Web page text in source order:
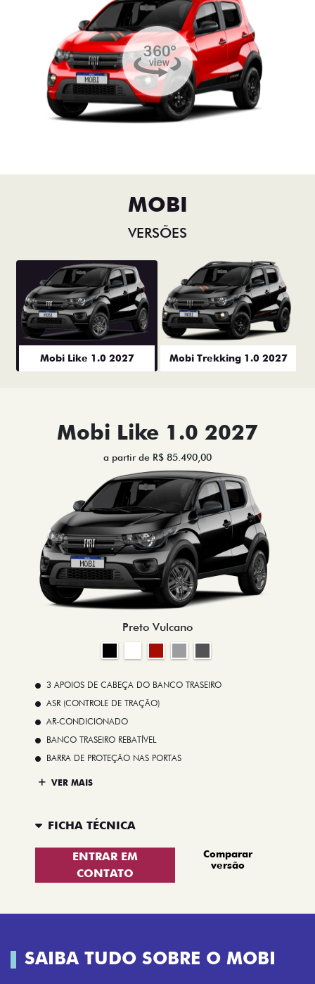
MOBI
VERSÕES
Mobi Like 1.0 2027 Mobi Trekking 1.0 2027
Mobi Like 1.0 2027
a partir de R$ 85.490,00
Preto Vulcano
3 APOIOS DE CABEÇA DO BANCO TRASEIRO
ASR (CONTROLE DE TRAÇÃO)
AR-CONDICIONADO
BANCO TRASEIRO REBATÍVEL
BARRA DE PROTEÇÃO NAS PORTAS
VER MAIS
FICHA TÉCNICA
ENTRAR EM
CONTATO
Comparar
versão
SAIBA TUDO SOBRE O MOBI